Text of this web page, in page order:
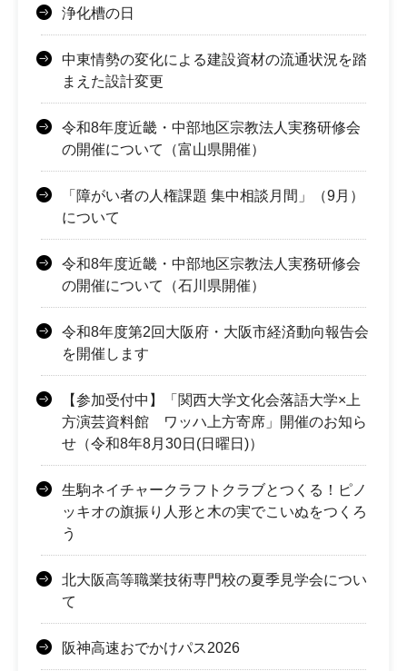
浄化槽の日
中東情勢の変化による建設資材の流通状況を踏
まえた設計変更
令和8年度近畿・中部地区宗教法人実務研修会
の開催について（富山県開催）
「障がい者の人権課題 集中相談月間」（9月）
について
令和8年度近畿・中部地区宗教法人実務研修会
の開催について（石川県開催）
令和8年度第2回大阪府・大阪市経済動向報告会
を開催します
【参加受付中】「関西大学文化会落語大学×上
方演芸資料館 ワッハ上方寄席」開催のお知ら
せ（令和8年8月30日(日曜日)）
生駒ネイチャークラフトクラブとつくる！ピノ
ッキオの旗振り人形と木の実でこいぬをつくろ
う
北大阪高等職業技術専門校の夏季見学会につい
て
阪神高速おでかけパス2026